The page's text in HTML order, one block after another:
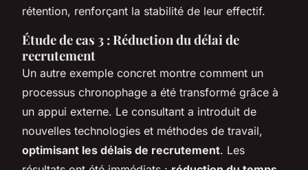
rétention, renforçant la stabilité de leur effectif.
Étude de cas 3 : Réduction du délai de
recrutement
Un autre exemple concret montre comment un
processus chronophage a été transformé grâce à
un appui externe. Le consultant a introduit de
nouvelles technologies et méthodes de travail,
optimisant les délais de recrutement. Les